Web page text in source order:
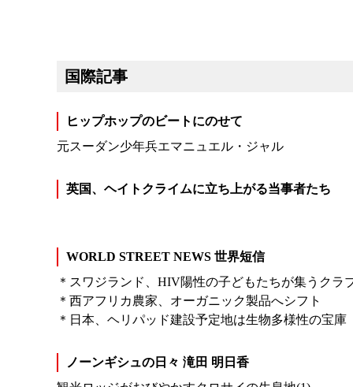
国際記事
ヒップホップのビートにのせて
元スーダン少年兵エマニュエル・ジャル
英国、ヘイトクライムに立ち上がる当事者たち
WORLD STREET NEWS 世界短信
＊スワジランド、HIV陽性の子どもたちが集うクラ
＊西アフリカ農家、オーガニック製品へシフト
＊日本、ヘリパッド建設予定地は生物多様性の宝庫
ノーンギシュの日々 滝田 明日香